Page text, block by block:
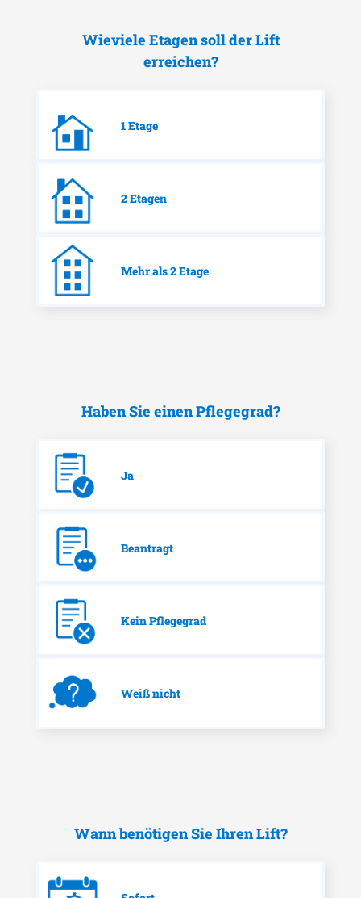
Wieviele Etagen soll der Lift
erreichen?
1 Etage
2 Etagen
Mehr als 2 Etage
Haben Sie einen Pflegegrad?
Ja
Beantragt
Kein Pflegegrad
Weiß nicht
Wann benötigen Sie Ihren Lift?